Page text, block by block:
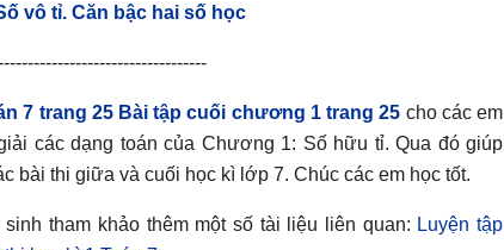
vô tỉ. Căn bậc hai số học
7 trang 25 Bài tập cuối chương 1 trang 25 cho các em
các dạng toán của Chương 1: Số hữu tỉ. Qua đó giúp
bài thi giữa và cuối học kì lớp 7. Chúc các em học tốt.
tham khảo thêm một số tài liệu liên quan: Luyện tập